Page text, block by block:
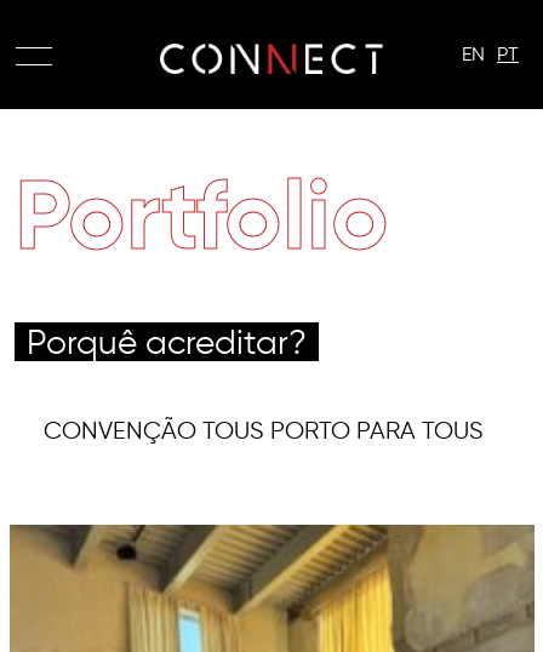
EN PT
Portfolio
Porquê acreditar?
CONVENÇÃO TOUS PORTO PARA TOUS